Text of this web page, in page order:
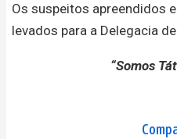
Os suspeitos apreendidos
levados para a Delegacia
“Somos